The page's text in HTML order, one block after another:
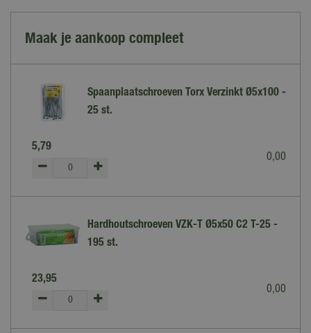
Maak je aankoop compleet
Spaanplaatschroeven Torx Verzinkt Ø5x100 -
25 st.
5,79
0,00
Hardhoutschroeven VZK-T Ø5x50 C2 T-25 -
195 st.
23,95
0,00